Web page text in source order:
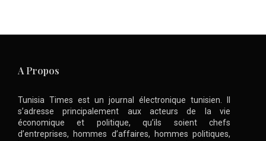
A Propos
Tunisia Times est un journal électronique tunisien. Il
s’adresse principalement aux acteurs de la vie
économique et politique, qu’ils soient chefs
d’entreprises, hommes d’affaires, hommes politiques,